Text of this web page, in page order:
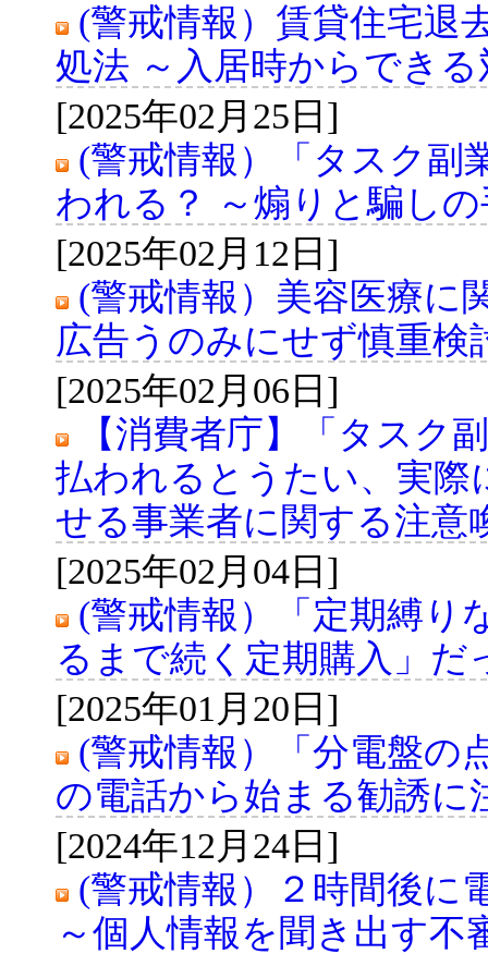
(警戒情報）賃貸住宅退
処法 ～入居時からできる
[2025年02月25日]
(警戒情報）「タスク副
われる？ ～煽りと騙し
[2025年02月12日]
(警戒情報）美容医療に
広告うのみにせず慎重検
[2025年02月06日]
【消費者庁】「タスク
払われるとうたい、実際
せる事業者に関する注意
[2025年02月04日]
(警戒情報）「定期縛り
るまで続く定期購入」
[2025年01月20日]
(警戒情報）「分電盤の
の電話から始まる勧誘に
[2024年12月24日]
(警戒情報）２時間後に
～個人情報を聞き出す不